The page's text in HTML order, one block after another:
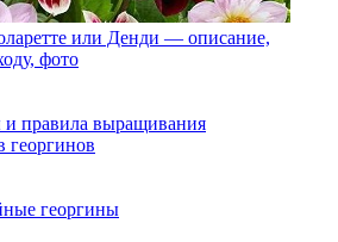
или Денди — описание,
фото
и правила выращивания
георгинов
георгины